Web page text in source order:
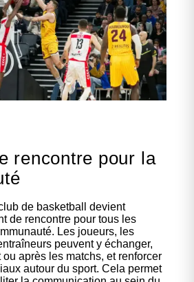
rencontre pour la
de basketball devient
de rencontre pour tous les
Les joueurs, les
peuvent y échanger,
après les matchs, et renforcer
autour du sport. Cela permet